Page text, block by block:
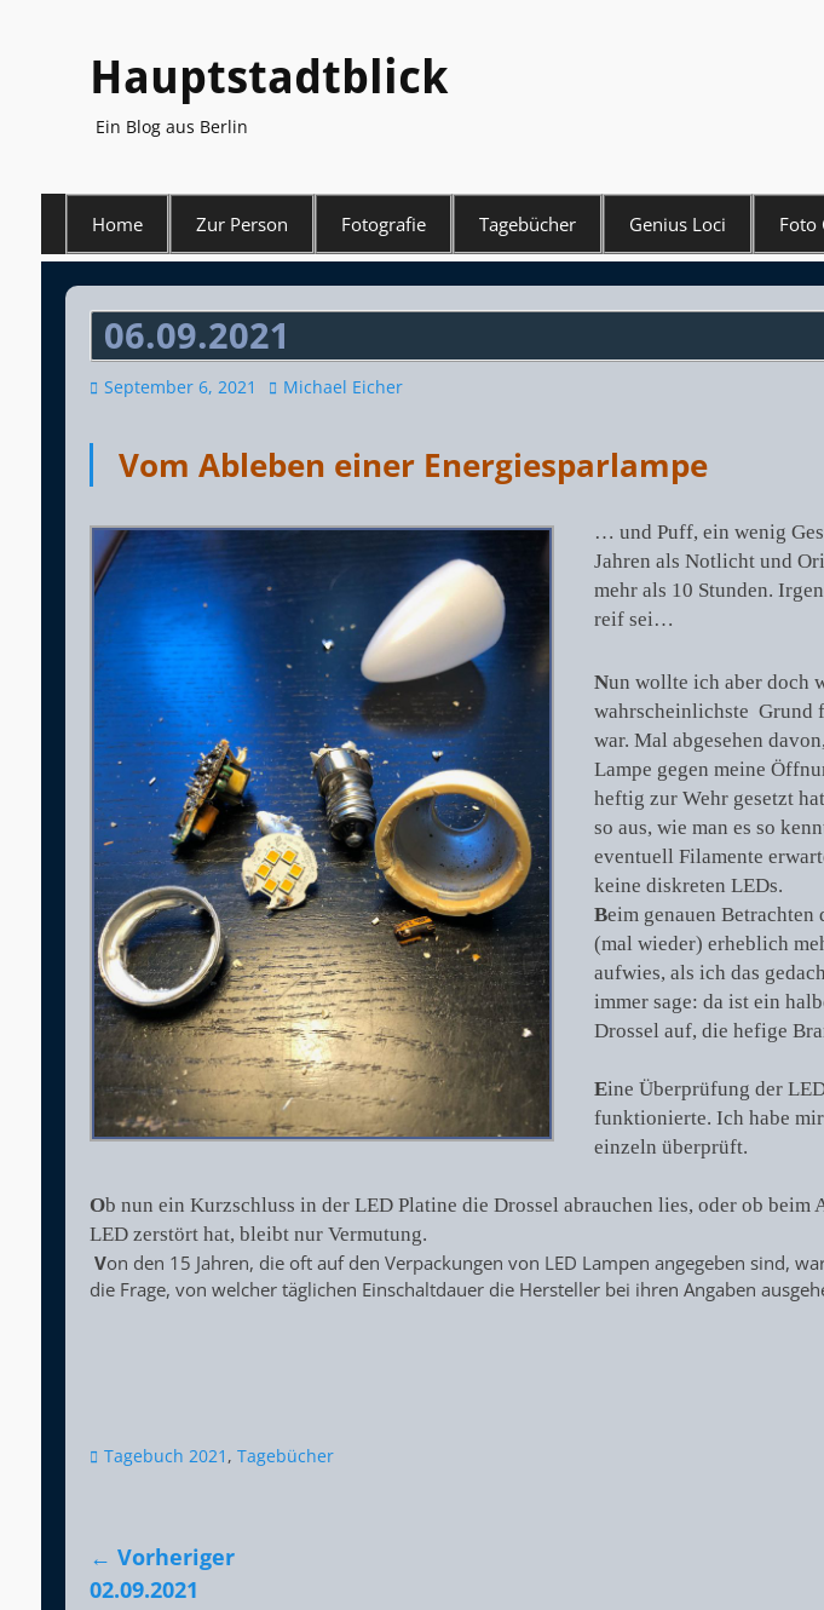
Hauptstadtblick
Ein Blog aus Berlin
Primäres
Menü
Home Zur Person Fotografie Tagebücher Genius Loci Foto
06.09.2021
Veröffentlicht
September 6, 2021 Autor
Michael Eicher
Vom Ableben einer Energiesparlampe
… und Puff, ein wenig
Jahren als Notlicht und
mehr als 10 Stunden.
reif sei…
Nun wollte ich aber doch
wahrscheinlichste Grund
war. Mal abgesehen
Lampe gegen meine
heftig zur Wehr gesetzt
so aus, wie man es so
eventuell Filamente
keine diskreten LEDs.
Beim genauen Betrachten
(mal wieder) erheblich
aufwies, als ich das
immer sage: da ist ein
Drossel auf, die hefige
Eine Überprüfung der
funktionierte. Ich habe
einzeln überprüft.
Ob nun ein Kurzschluss in der LED Platine die Drossel abrauchen lies, oder ob beim
LED zerstört hat, bleibt nur Vermutung.
Von den 15 Jahren, die oft auf den Verpackungen von LED Lampen angegeben sind,
die Frage, von welcher täglichen Einschaltdauer die Hersteller bei ihren Angaben
Kategorien
Tagebuch 2021 , Tagebücher
Beitragsnavigation
← Vorheriger
Vorheriger
02.09.2021